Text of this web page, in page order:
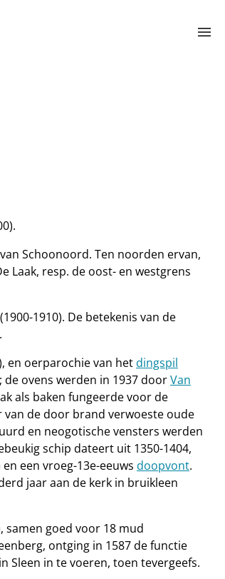
menu
Schoonoord. Ten noorden ervan,
Laak, resp. de oost- en westgrens
(1900-1910). De betekenis van de
en oerparochie van hetdingspil
ovens werden in 1937 doorVan
als baken fungeerde voor de
van de door brand verwoeste oude
en neogotische vensters werden
schip dateert uit 1350-1404,
een vroeg-13e-eeuws doopvont.
jaar aan de kerk in bruikleen
samen goed voor 18 mud
ontging in 1587 de functie
Sleen in te voeren, toen tevergeefs.